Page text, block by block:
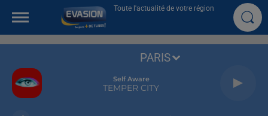
Toute l'actualité de votre région
Self Aware
TEMPER CITY
PARIS